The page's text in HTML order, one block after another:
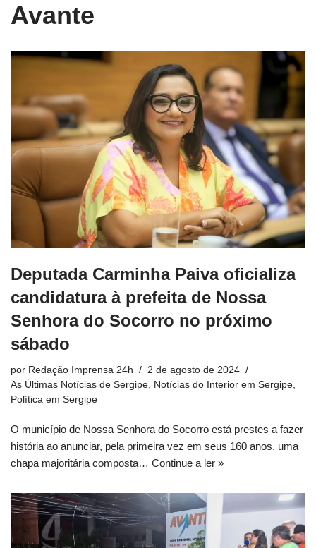
Avante
Deputada Carminha Paiva oficializa
candidatura à prefeita de Nossa
Senhora do Socorro no próximo
sábado
por Redação Imprensa 24h
2 de agosto de 2024
As Últimas Notícias de Sergipe
Notícias do Interior em Sergipe
Política em Sergipe
O município de Nossa Senhora do Socorro está prestes a fazer
história ao anunciar, pela primeira vez em seus 160 anos, uma
chapa majoritária composta… Continue a ler »